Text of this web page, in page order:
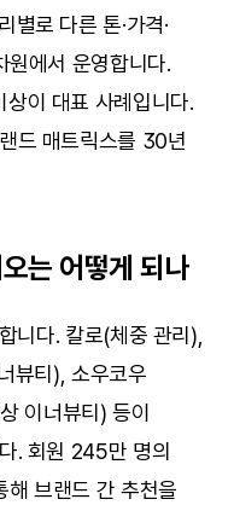
별로 다른 톤·가격·
원에서 운영합니다.
이 대표 사례입니다.
드 매트릭스를 30년
는 어떻게 되나
니다. 칼로(체중 관리),
뷰티), 소우코우
이너뷰티) 등이
. 회원 245만 명의
해 브랜드 간 추천을